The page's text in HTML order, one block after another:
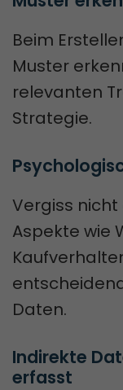
Beim
Muster
relevanten
Strategie.
Vergiss
Aspekte wie
Daten.
Indirekte
erfasst